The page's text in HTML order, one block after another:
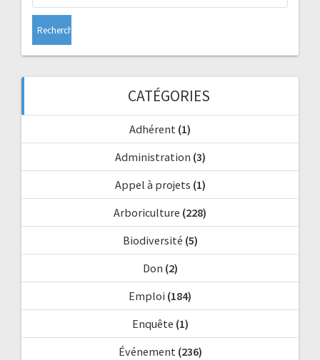
CATÉGORIES
Adhérent (1)
Administration (3)
Appel à projets (1)
Arboriculture (228)
Biodiversité (5)
Don (2)
Emploi (184)
Enquête (1)
Événement(236)